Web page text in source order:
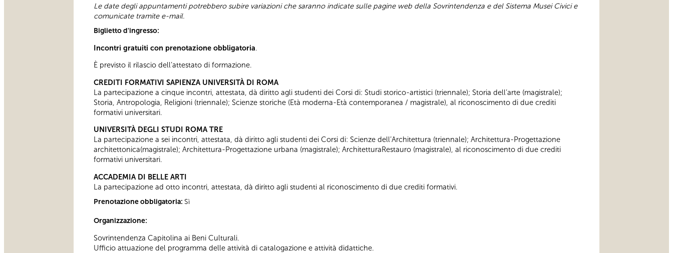
Le date degli appuntamenti potrebbero subire variazioni che saranno indicate sulle pagine web della Sovrintendenza e del Sistema Musei Civici e
comunicate tramite e-mail.
Biglietto d'ingresso:
Incontri gratuiti con prenotazione obbligatoria.
È previsto il rilascio dell’attestato di formazione.
CREDITI FORMATIVI SAPIENZA UNIVERSITÀ DI ROMA
La partecipazione a cinque incontri, attestata, dà diritto agli studenti dei Corsi di: Studi storico-artistici (triennale); Storia dell’arte (magistrale);
Storia, Antropologia, Religioni (triennale); Scienze storiche (Età moderna-Età contemporanea / magistrale), al riconoscimento di due crediti
formativi universitari.
UNIVERSITÀ DEGLI STUDI ROMA TRE
La partecipazione a sei incontri, attestata, dà diritto agli studenti dei Corsi di: Scienze dell’Architettura (triennale); Architettura-Progettazione
architettonica(magistrale); Architettura-Progettazione urbana (magistrale); ArchitetturaRestauro (magistrale), al riconoscimento di due crediti
formativi universitari.
ACCADEMIA DI BELLE ARTI
La partecipazione ad otto incontri, attestata, dà diritto agli studenti al riconoscimento di due crediti formativi.
Prenotazione obbligatoria: Sì
Organizzazione:
Sovrintendenza Capitolina ai Beni Culturali.
Ufficio attuazione del programma delle attività di catalogazione e attività didattiche.